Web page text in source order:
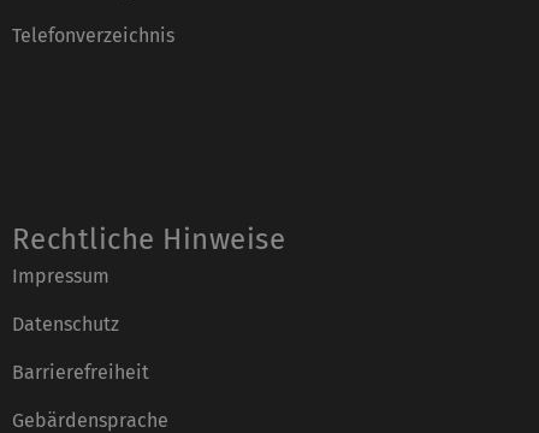
Telefonverzeichnis
Rechtliche Hinweise
Impressum
Datenschutz
Barrierefreiheit
Gebärdensprache